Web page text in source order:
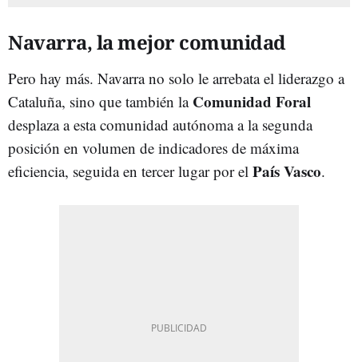
Navarra, la mejor comunidad
Pero hay más. Navarra no solo le arrebata el liderazgo a
Cataluña, sino que también laComunidad Foral
desplaza a esta comunidad autónoma a la segunda
posición en volumen de indicadores de máxima
eficiencia, seguida en tercer lugar por el País Vasco.